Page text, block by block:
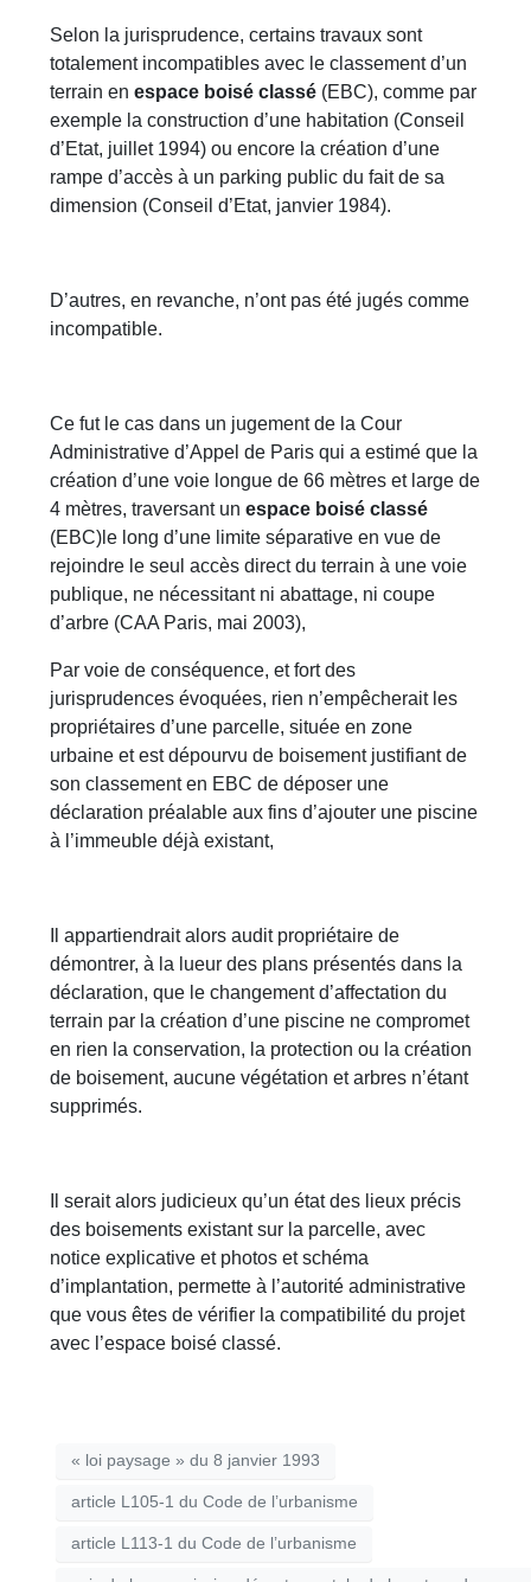
Selon la jurisprudence, certains travaux sont
totalement incompatibles avec le classement d’un
terrain enespace boisé classé (EBC), comme par
exemple la construction d’une habitation (Conseil
d’Etat, juillet 1994) ou encore la création d’une
rampe d’accès à un parking public du fait de sa
dimension (Conseil d’Etat, janvier 1984).
D’autres, en revanche, n’ont pas été jugés comme
incompatible.
Ce fut le cas dans un jugement de la Cour
Administrative d’Appel de Paris qui a estimé que la
création d’une voie longue de 66 mètres et large de
4 mètres, traversant unespace boisé classé
(EBC)le long d’une limite séparative en vue de
rejoindre le seul accès direct du terrain à une voie
publique, ne nécessitant ni abattage, ni coupe
d’arbre (CAA Paris, mai 2003),
Par voie de conséquence, et fort des
jurisprudences évoquées, rien n’empêcherait les
propriétaires d’une parcelle, située en zone
urbaine et est dépourvu de boisement justifiant de
son classement en EBC de déposer une
déclaration préalable aux fins d’ajouter une piscine
à l’immeuble déjà existant,
Il appartiendrait alors audit propriétaire de
démontrer, à la lueur des plans présentés dans la
déclaration, que le changement d’affectation du
terrain par la création d’une piscine ne compromet
en rien la conservation, la protection ou la création
de boisement, aucune végétation et arbres n’étant
supprimés.
Il serait alors judicieux qu’un état des lieux précis
des boisements existant sur la parcelle, avec
notice explicative et photos et schéma
d’implantation, permette à l’autorité administrative
que vous êtes de vérifier la compatibilité du projet
avec l’espace boisé classé.
« loi paysage » du 8 janvier 1993
article L105-1 du Code de l’urbanisme
article L113-1 du Code de l’urbanisme